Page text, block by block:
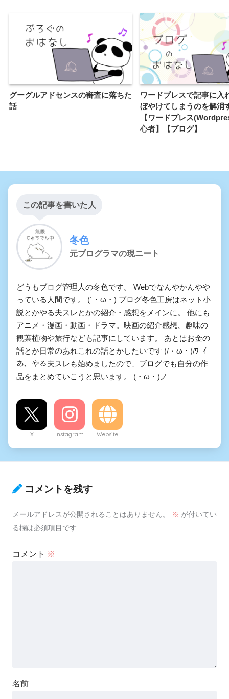
グーグルアドセンスの審査に落ちた
話
ワードプレスで記事に入
ぼやけてしまうのを解消
【ワードプレス
心者】【ブログ】
この記事を書いた人
冬色
元プログラマの現ニート
どうもブログ管理人の冬色です。 Webでなんやかんやや
っている人間です。 (´・ω・) ブログ冬色工房はネット小
説とかやる夫スレとかの紹介・感想をメインに。 他にも
アニメ・漫画・動画・ドラマ。映画の紹介感想、趣味の
観葉植物や旅行なども記事にしています。 あとはお金の
話とか日常のあれこれの話とかしたいです (/・ω・)/ﾜｰｲ
あ、やる夫スレも始めましたので、ブログでも自分の作
品をまとめていこうと思います。 (・ω・)ノ
X Instagram Website
コメントを残す
メールアドレスが公開されることはありません。 ※ が付いてい
る欄は必須項目です
コメント ※
名前